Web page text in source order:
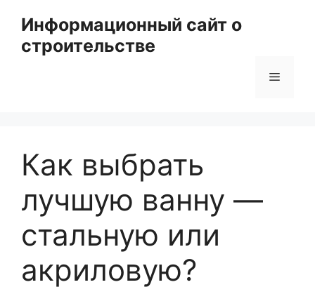
содержимому
Информационный сайт о
строительстве
Меню
Как выбрать
лучшую ванну —
стальную или
акриловую?